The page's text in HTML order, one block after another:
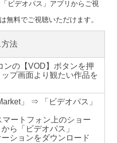
ビデオパス」アプリからご視
無料でご視聴いただけます。
方法
ンの【VOD】ボタンを押
ップ画面より観たい作品を
」 ⇒ 「ビデオパス」
マートフォン上のショー
から「ビデオパス」
ションをダウンロード